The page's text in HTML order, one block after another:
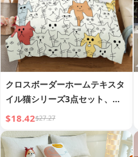
クロスボーダーホームテキスタ
イル猫シリーズ3点セット、提
供された画像でカスタム可能、
Amazonデジタルプリントシー
ツと掛け布団カバーセット
$18.42$27.27